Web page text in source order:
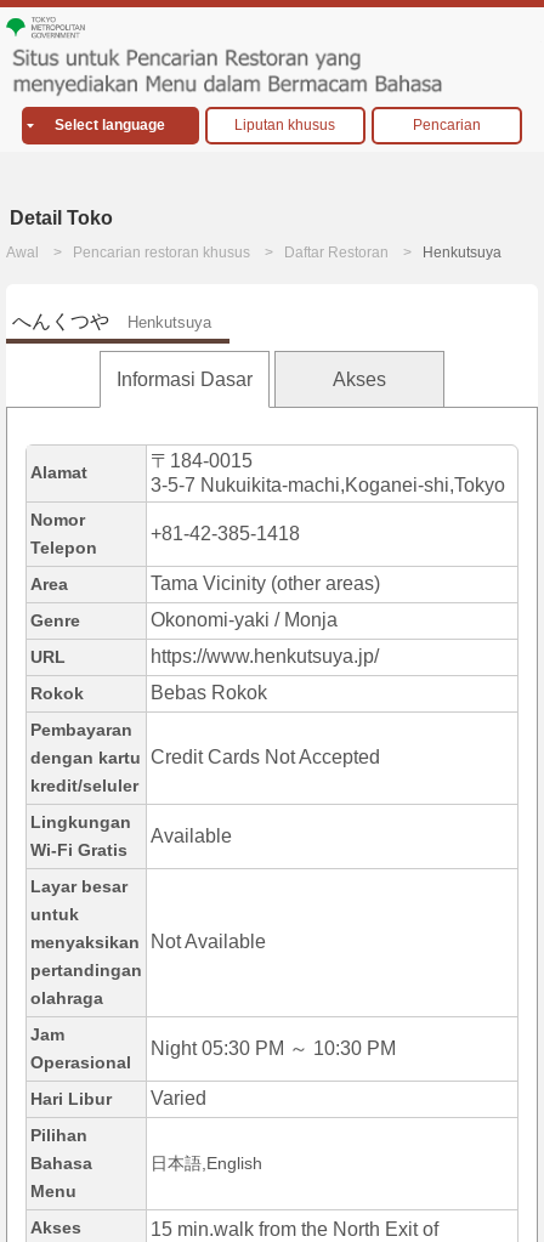
Select language Liputan khusus Pencarian
Detail Toko
Awal Pencarian restoran khusus Daftar Restoran Henkutsuya
へんくつや Henkutsuya
Informasi Dasar Akses
Alamat
〒184-0015
3-5-7 Nukuikita-machi,Koganei-shi,Tokyo
Nomor
Telepon
+81-42-385-1418
Area Tama Vicinity (other areas)
Genre Okonomi-yaki / Monja
URL https://www.henkutsuya.jp/
Rokok Bebas Rokok
Pembayaran
dengan kartu
kredit/seluler
Credit Cards Not Accepted
Lingkungan
Wi-Fi Gratis
Available
Layar besar
untuk
menyaksikan
pertandingan
olahraga
Not Available
Jam
Operasional
Night 05:30 PM ～ 10:30 PM
Hari Libur Varied
Pilihan
Bahasa
Menu
日本語,English
Akses
15 min.walk from the North Exit of